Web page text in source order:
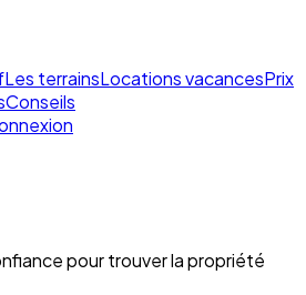
Les terrainsLocations vacancesPrix
Conseils
pour trouver la propriété